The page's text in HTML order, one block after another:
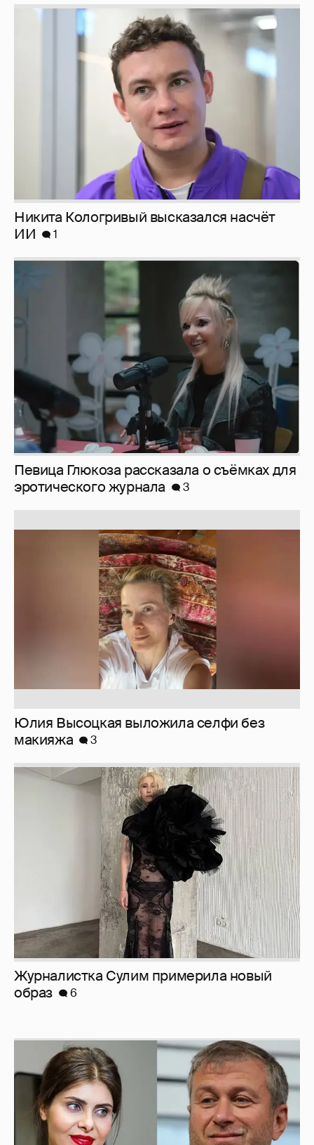
Никита Кологривый высказался насчёт
ИИ
1
Певица Глюкоза рассказала о съёмках для
эротического журнала
3
Юлия Высоцкая выложила селфи без
макияжа
3
Журналистка Сулим примерила новый
образ
6